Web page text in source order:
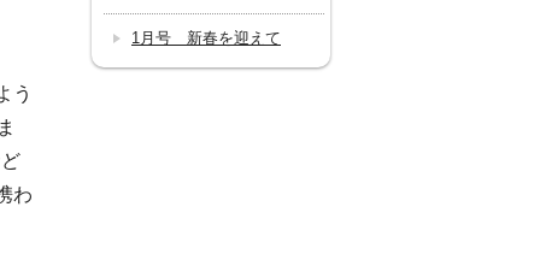
う
わ
1月号 新春を迎えて